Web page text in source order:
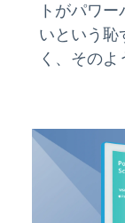
トがパワ
いという恥
く、その